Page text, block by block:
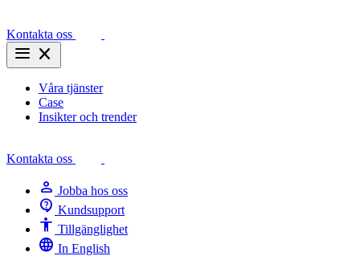
Kontakta oss
menu close
Våra tjänster
Case
Insikter och trender
Kontakta oss
person Jobba hos oss
contact_support Kundsupport
Accessibility Tillgänglighet
language In English